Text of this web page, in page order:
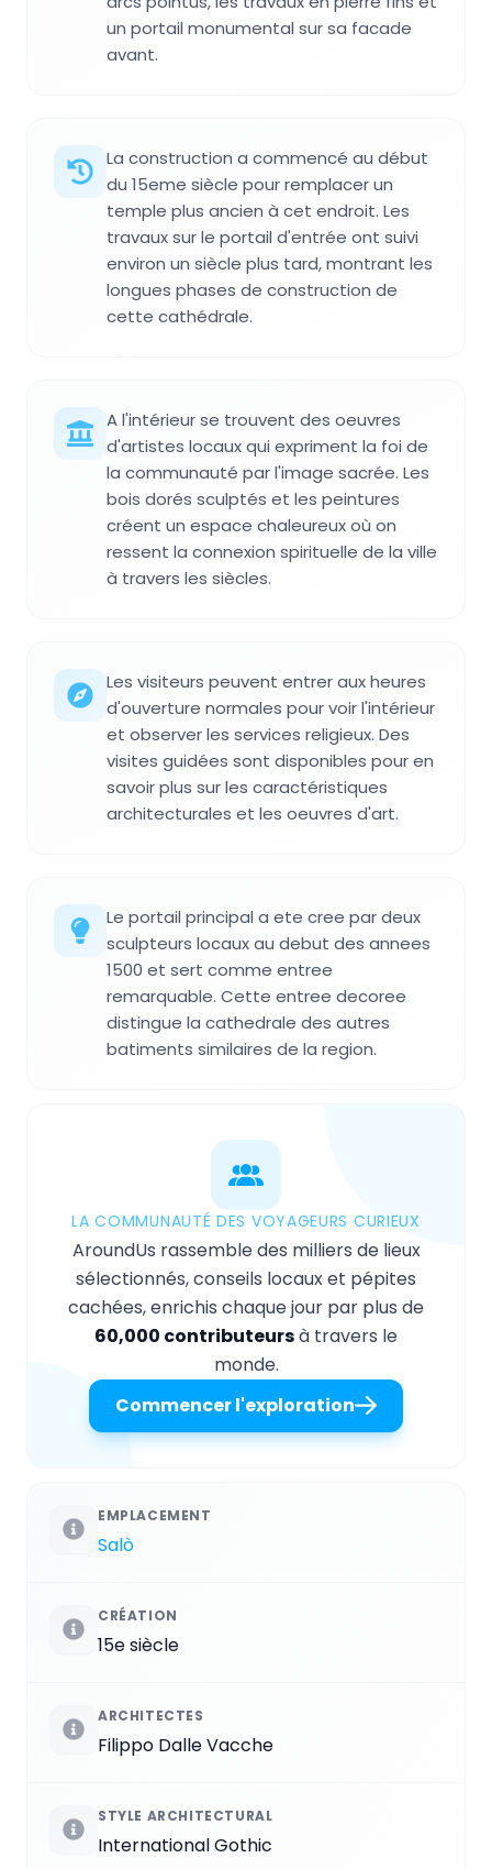
un portail monumental sur sa facade
avant.
La construction a commencé au début
du 15eme siècle pour remplacer un
temple plus ancien à cet endroit. Les
travaux sur le portail d'entrée ont suivi
environ un siècle plus tard, montrant les
longues phases de construction de
cette cathédrale.
A l'intérieur se trouvent des oeuvres
d'artistes locaux qui expriment la foi de
la communauté par l'image sacrée. Les
bois dorés sculptés et les peintures
créent un espace chaleureux où on
ressent la connexion spirituelle de la ville
à travers les siècles.
Les visiteurs peuvent entrer aux heures
d'ouverture normales pour voir l'intérieur
et observer les services religieux. Des
visites guidées sont disponibles pour en
savoir plus sur les caractéristiques
architecturales et les oeuvres d'art.
Le portail principal a ete cree par deux
sculpteurs locaux au debut des annees
1500 et sert comme entree
remarquable. Cette entree decoree
distingue la cathedrale des autres
batiments similaires de la region.
LA COMMUNAUTÉ DES VOYAGEURS CURIEUX
AroundUs rassemble des milliers de lieux
sélectionnés, conseils locaux et pépites
cachées, enrichis chaque jour par plus de
60,000 contributeursà travers le
monde.
Commencer l'exploration
EMPLACEMENT
Salò
CRÉATION
15e siècle
ARCHITECTES
Filippo Dalle Vacche
STYLE ARCHITECTURAL
International Gothic